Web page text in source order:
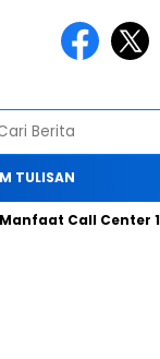
TULISAN
Call Center 112